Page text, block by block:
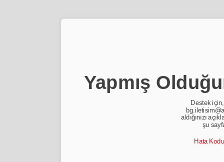
Yapmış
Destek
aldığınızı
şu
Hata